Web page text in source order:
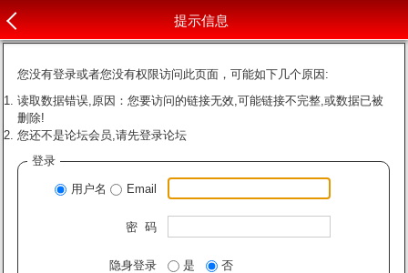
提示信息
您没有登录或者您没有权限访问此页面，可能如下几个原因:
读取数据错误,原因：您要访问的链接无效,可能链接不完整,或数据已被
删除!
您还不是论坛会员,请先登录论坛
登录
用户名 Email
密 码
隐身登录 是 否